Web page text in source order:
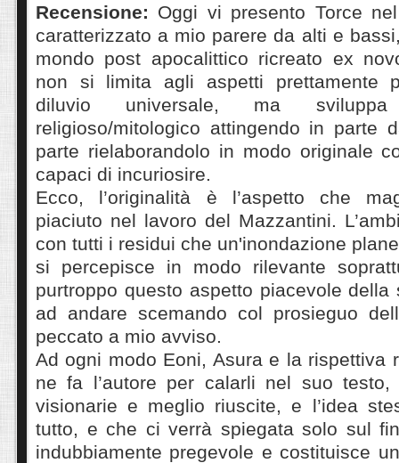
Recensione: Oggi vi presento Torce
caratterizzato a mio parere da alti e
mondo post apocalittico ricreato ex
non si limita agli aspetti prettamente
diluvio universale, ma
religioso/mitologico attingendo in parte
parte rielaborandolo in modo originale
capaci di incuriosire.
Ecco, l’originalità è l’aspetto che
piaciuto nel lavoro del Mazzantini.
con tutti i residui che un'inondazione
si percepisce in modo rilevante
purtroppo questo aspetto piacevole della
ad andare scemando col prosieguo
peccato a mio avviso.
Ad ogni modo Eoni, Asura e la rispettiva
ne fa l’autore per calarli nel suo
visionarie e meglio riuscite, e l’idea
tutto, e che ci verrà spiegata solo sul
indubbiamente pregevole e costituisce